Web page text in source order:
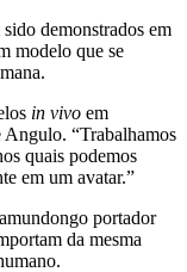
demonstrados em
modelo que se
in vivo em
Angulo. “Trabalhamos
quais podemos
em um avatar.”
portador
da mesma